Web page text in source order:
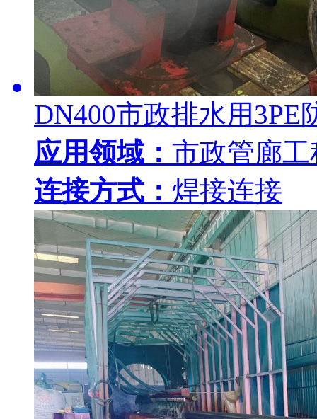
DN400市政排水用3PE
应用领域： 市政管廊工
连接方式： 焊接连接